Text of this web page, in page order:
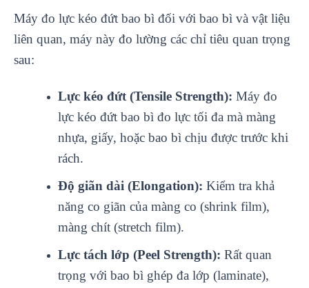
Máy đo lực kéo đứt bao bì đối với bao bì và vật liệu
liên quan, máy này đo lường các chỉ tiêu quan trọng
sau:
Lực kéo đứt (Tensile Strength): Máy đo
lực kéo đứt bao bì đo lực tối đa mà màng
nhựa, giấy, hoặc bao bì chịu được trước khi
rách.
Độ giãn dài (Elongation): Kiểm tra khả
năng co giãn của màng co (shrink film),
màng chít (stretch film).
Lực tách lớp (Peel Strength): Rất quan
trọng với bao bì ghép đa lớp (laminate),